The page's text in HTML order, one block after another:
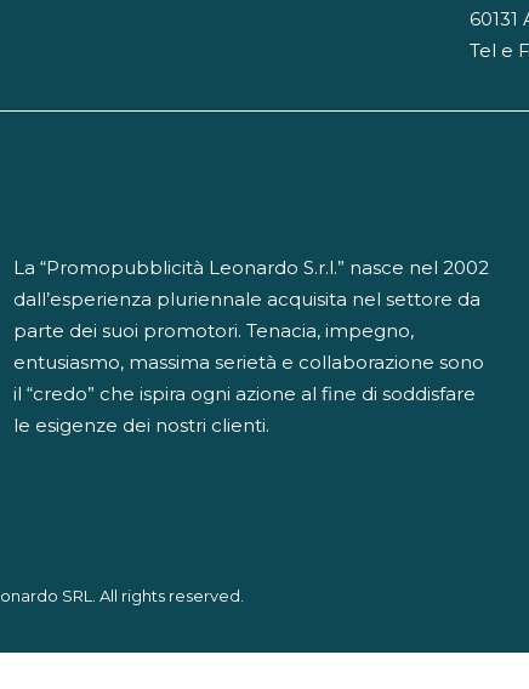
60131
Tel e
La “Promopubblicità Leonardo S.r.l.” nasce nel 2002
dall’esperienza pluriennale acquisita nel settore da
parte dei suoi promotori. Tenacia, impegno,
entusiasmo, massima serietà e collaborazione sono
il “credo” che ispira ogni azione al fine di soddisfare
le esigenze dei nostri clienti.
SRL. All rights reserved.